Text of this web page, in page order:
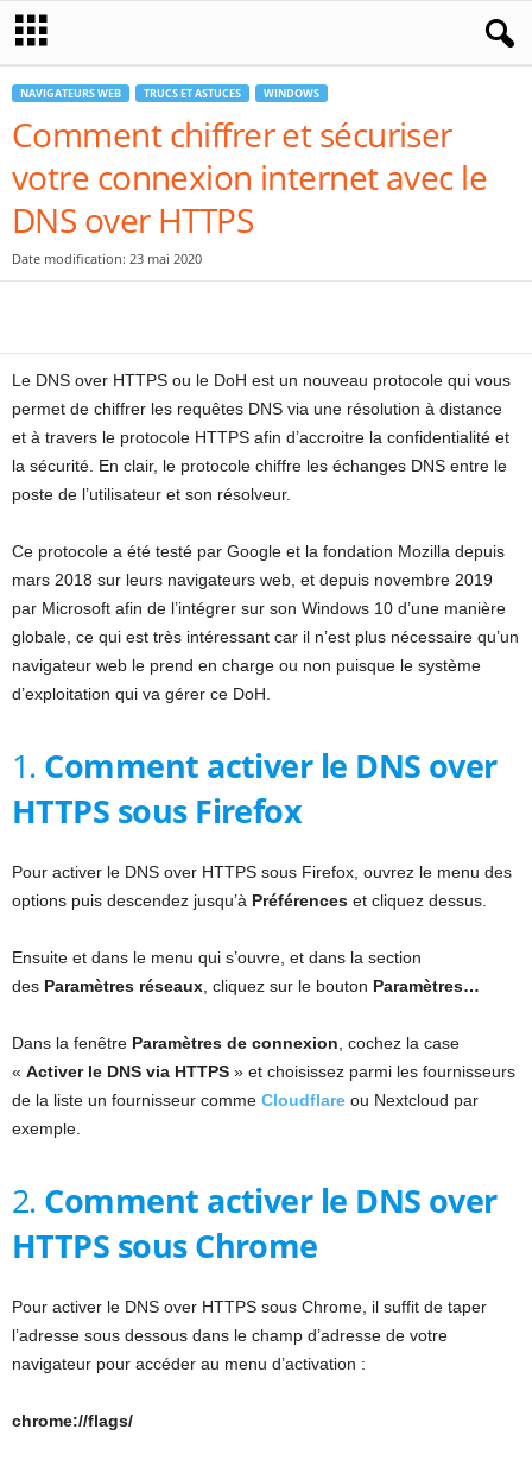
NAVIGATEURS WEB TRUCS ET ASTUCES WINDOWS
Comment chiffrer et sécuriser
votre connexion internet avec le
DNS over HTTPS
Date modification: 23 mai 2020
Le DNS over HTTPS ou le DoH est un nouveau protocole qui vous
permet de chiffrer les requêtes DNS via une résolution à distance
et à travers le protocole HTTPS afin d’accroitre la confidentialité et
la sécurité. En clair, le protocole chiffre les échanges DNS entre le
poste de l’utilisateur et son résolveur.
Ce protocole a été testé par Google et la fondation Mozilla depuis
mars 2018 sur leurs navigateurs web, et depuis novembre 2019
par Microsoft afin de l’intégrer sur son Windows 10 d’une manière
globale, ce qui est très intéressant car il n’est plus nécessaire qu’un
navigateur web le prend en charge ou non puisque le système
d’exploitation qui va gérer ce DoH.
1. Comment activer le DNS over
HTTPS sous Firefox
Pour activer le DNS over HTTPS sous Firefox, ouvrez le menu des
options puis descendez jusqu’à Préférences et cliquez dessus.
Ensuite et dans le menu qui s’ouvre, et dans la section
des Paramètres réseaux , cliquez sur le bouton Paramètres…
Dans la fenêtre Paramètres de connexion , cochez la case
« Activer le DNS via HTTPS » et choisissez parmi les fournisseurs
de la liste un fournisseur comme Cloudflare ou Nextcloud par
exemple.
2. Comment activer le DNS over
HTTPS sous Chrome
Pour activer le DNS over HTTPS sous Chrome, il suffit de taper
l’adresse sous dessous dans le champ d’adresse de votre
navigateur pour accéder au menu d’activation :
chrome://flags/